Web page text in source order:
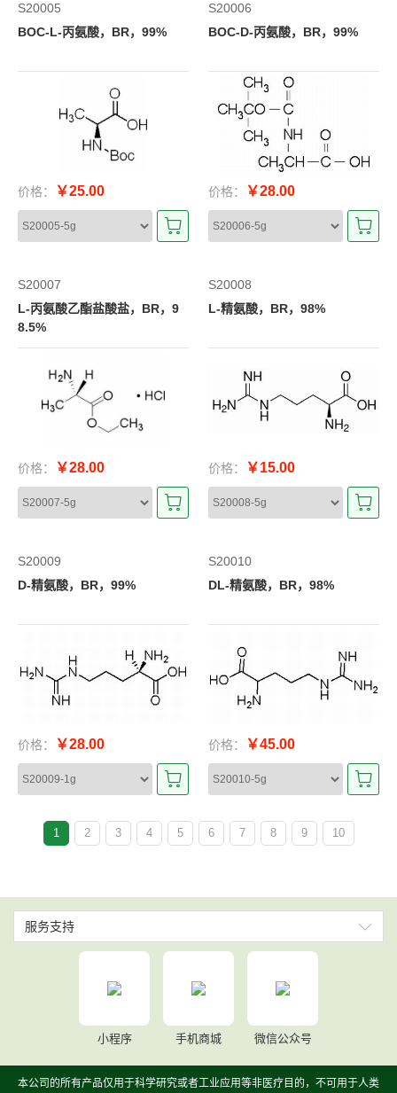
S20005
BOC-L-丙氨酸，BR，99%
价格： ￥25.00
S20006
BOC-D-丙氨酸，BR，99%
价格： ￥28.00
S20007
L-丙氨酸乙酯盐酸盐，BR，9
8.5%
价格： ￥28.00
S20008
L-精氨酸，BR，98%
价格： ￥15.00
S20009
D-精氨酸，BR，99%
价格： ￥28.00
S20010
DL-精氨酸，BR，98%
价格： ￥45.00
1 2 3 4 5 6 7 8 9 10
服务支持
小程序 手机商城 微信公众号
本公司的所有产品仅用于科学研究或者工业应用等非医疗目的，不可用于人类